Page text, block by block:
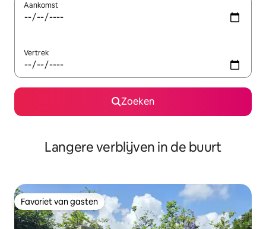
Aankomst
Vertrek
Zoeken
Langere verblijven in de buurt
Favoriet van gasten
Favoriet van gasten